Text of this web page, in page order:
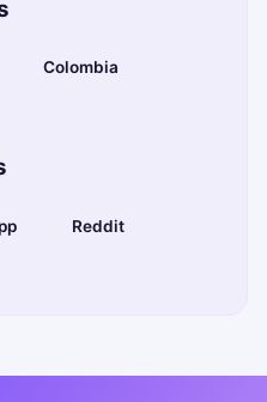
🇨🇴 Colombia
👽 Reddit